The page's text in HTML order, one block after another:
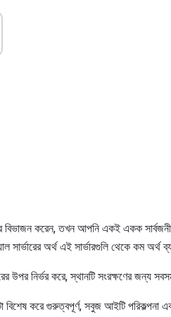
বিভাজন করেন, তখন আপনি একই একক
সার্ভারের অর্থ এই সার্ভারগুলি থেকে কম অর্থ
উপর নির্ভর করে, স্থানটি সংরক্ষণের জন্য
বিশেষ করে গুরুত্বপূর্ণ, সবুজ আইটি পরিকল্পনা